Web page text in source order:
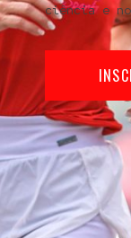
ciência e